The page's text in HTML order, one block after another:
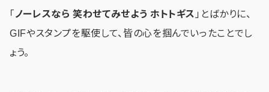
「 ノーレスなら 笑わせてみせよう ホトトギス 」とばかりに、
GIFやスタンプを駆使して、皆の心を掴んでいったことでし
ょう。